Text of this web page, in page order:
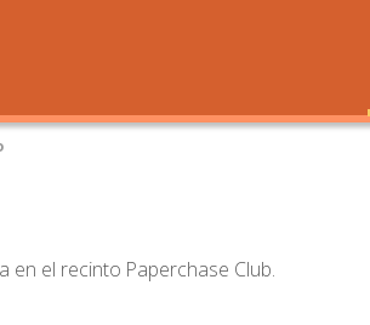
en el recinto Paperchase Club.